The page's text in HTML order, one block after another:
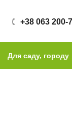
+38 063 200-
Для саду, городу